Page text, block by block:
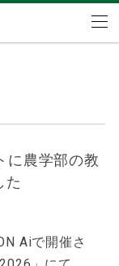
に農学部の教
た
Aiで開催さ